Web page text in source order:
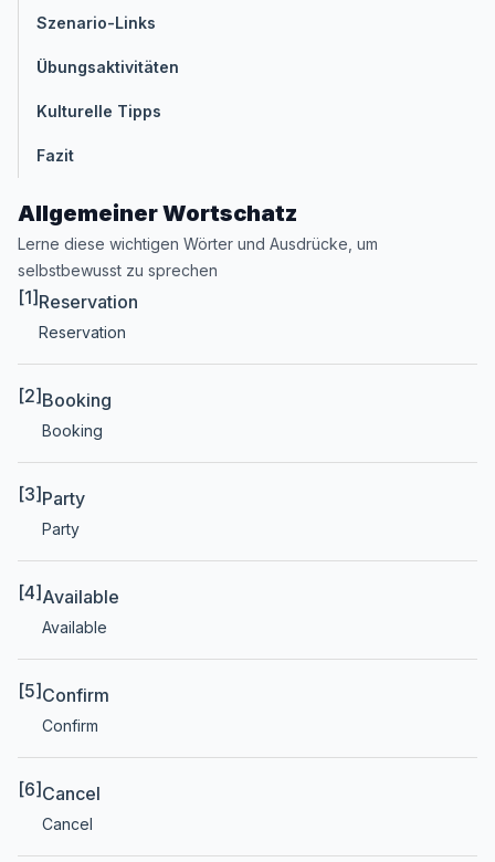
Szenario-Links
Übungsaktivitäten
Kulturelle Tipps
Fazit
Allgemeiner Wortschatz
Lerne diese wichtigen Wörter und Ausdrücke, um
selbstbewusst zu sprechen
[1] Reservation
Reservation
[2] Booking
Booking
[3] Party
Party
[4] Available
Available
[5] Confirm
Confirm
[6] Cancel
Cancel